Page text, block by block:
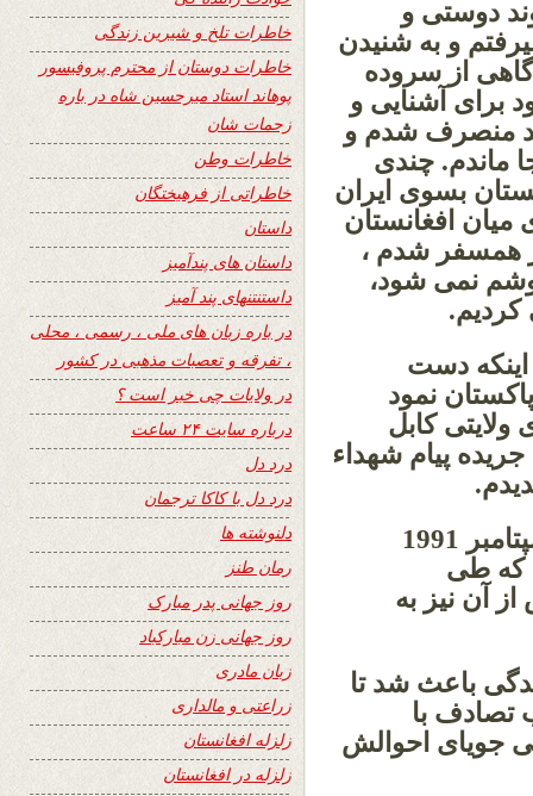
دوستی و
و به شنیدن
از سروده
برای آشنایی و
منصرف شدم و
ماندم. چندی
بسوی ایران
افغانستان
همسفر شدم ،
نمی شود،
اینکه دست
نمود
کابل
پیام شهداء
آخرین باری که او را ملاقات نمودم برج سپتامبر 1991
بود که طی
آن نیز به
باعث شد تا
تصادف با
جویای احوالش
خاطرات تلخ و شیرین زندگی
خاطرات دوستان از محترم پروفیسور
پوهاند استاد میرحسین شاه در باره
زحمات شان
خاطرات وطن
خاطراتی از فرهیختگان
داستان
داستان های پندآمیز
داستنتنهای پند آمیز
در باره زبان های ملی ، رسمی ، محلی
، تفرقه و تعصبات مذهبی در کشور
در ولایات چی خبر است ؟
درباره سایت ۲۴ ساعت
درد دل
درد دل با کاکا ترجمان
دلنوشته ها
رمان طنز
روز جهانی پدر مبارک
روز جهانی زن مبارکباد
زبان مادری
زراعتی و مالداری
زلزله افغانستان
زلزله در افغانستان